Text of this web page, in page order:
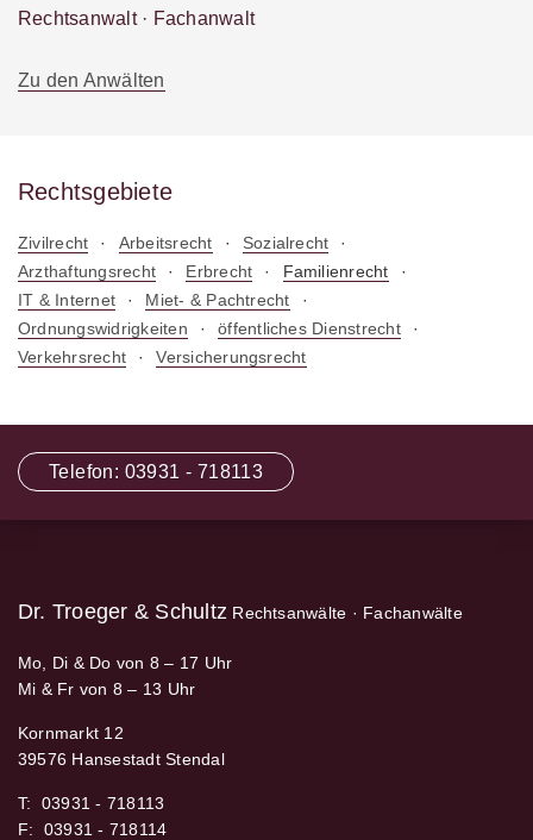
Rechtsanwalt · Fachanwalt
Zu den Anwälten
Rechtsgebiete
Zivilrecht Arbeitsrecht
Sozialrecht
Arzthaftungsrecht
Erbrecht
Familienrecht
IT & Internet
Miet- & Pachtrecht
Ordnungswidrigkeiten
öffentliches Dienstrecht
Verkehrsrecht
Versicherungsrecht
Telefon: 03931 - 718113
Dr. Troeger & Schultz Rechtsanwälte · Fachanwälte
Mo, Di & Do von 8 – 17 Uhr
Mi & Fr von 8 – 13 Uhr
Kornmarkt 12
39576 Hansestadt Stendal
T:
03931 - 718113
F: 03931 - 718114